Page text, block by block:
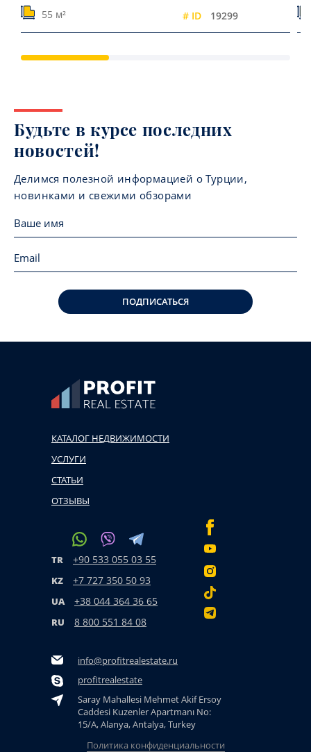
55 м²
# ID 19299
Будьте в курсе последних
новостей!
Делимся полезной информацией о Турции,
новинками и свежими обзорами
ПОДПИСАТЬСЯ
КАТАЛОГ НЕДВИЖИМОСТИ
УСЛУГИ
СТАТЬИ
ОТЗЫВЫ
TR +90 533 055 03 55
KZ +7 727 350 50 93
UA +38 044 364 36 65
RU 8 800 551 84 08
info@profitrealestate.ru
profitrealestate
Saray Mahallesi Mehmet Akif Ersoy
Caddesi Kuzenler Apartmanı No:
15/A, Alanya, Antalya, Turkey
Политика конфиденциальности